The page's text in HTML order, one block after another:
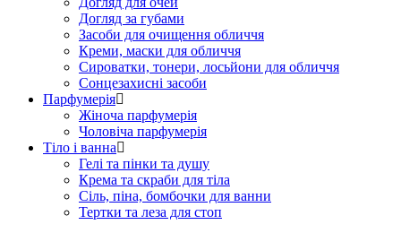
Догляд за губами
Засоби для очищення обличчя
Креми, маски для обличчя
Сироватки, тонери, лосьйони для обличчя
Сонцезахисні засоби
Парфумерія
Жіноча парфумерія
Чоловіча парфумерія
Тіло і ванна
Гелі та пінки та душу
Крема та скраби для тіла
Сіль, піна, бомбочки для ванни
Тертки та леза для стоп